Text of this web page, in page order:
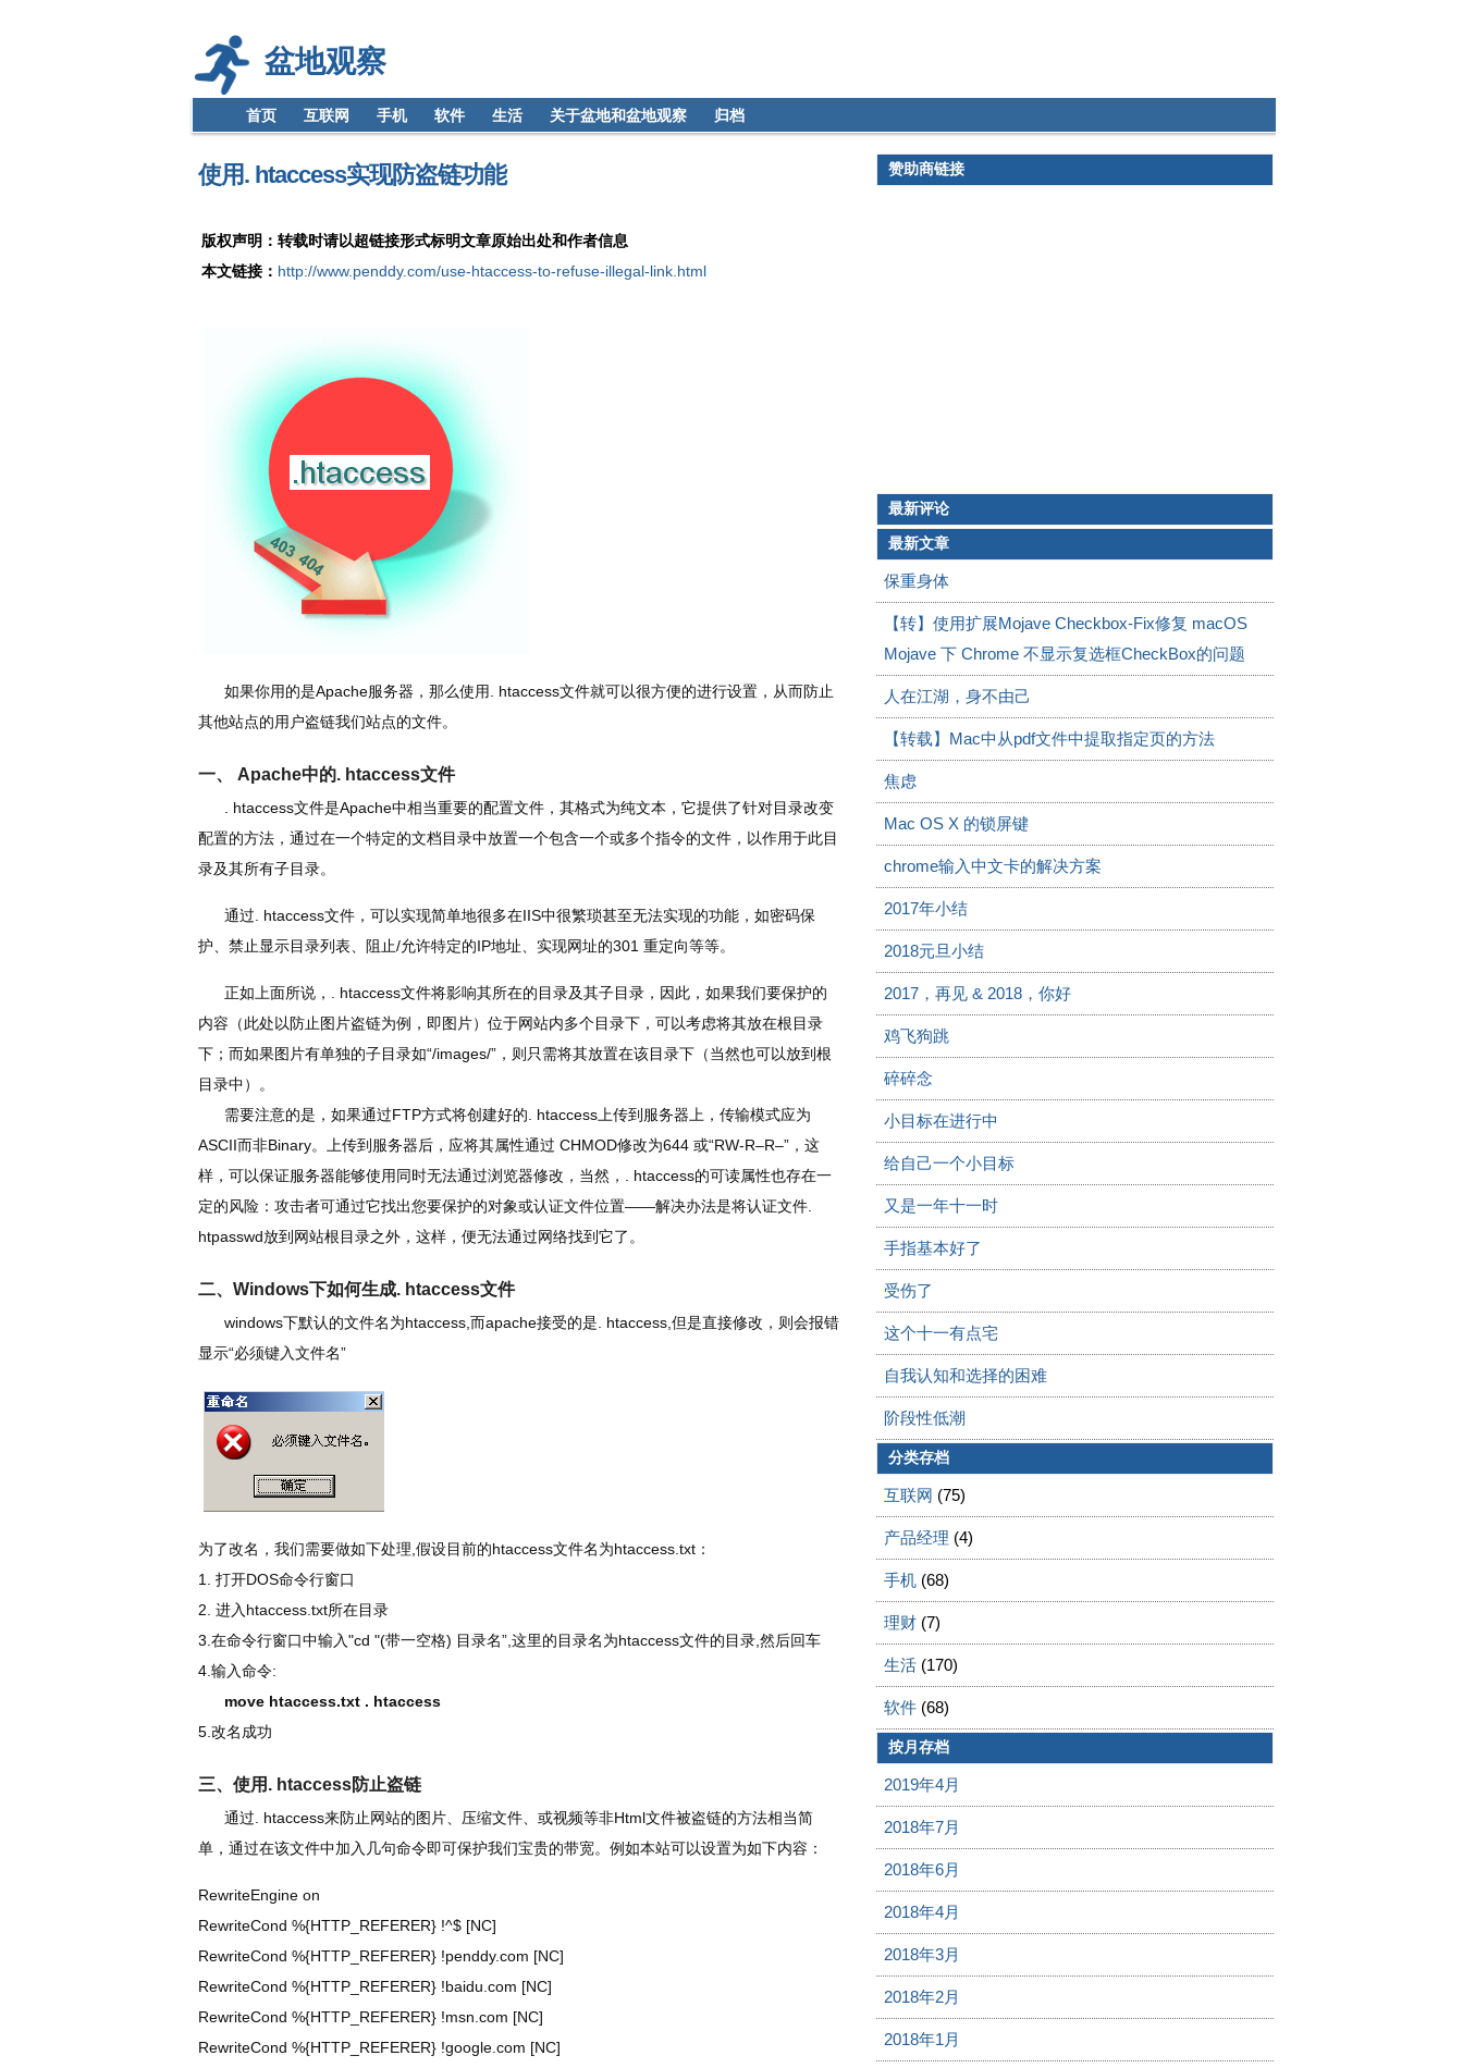
盆地观察
首页 互联网 手机 软件 生活 关于盆地和盆地观察 归档
使用. htaccess实现防盗链功能
版权声明：转载时请以超链接形式标明文章原始出处和作者信息
本文链接： http://www.penddy.com/use-htaccess-to-refuse-illegal-link.html
如果你用的是Apache服务器，那么使用. htaccess文件就可以很方便的进行设置，从而防止
其他站点的用户盗链我们站点的文件。
一、 Apache中的. htaccess文件
. htaccess文件是Apache中相当重要的配置文件，其格式为纯文本，它提供了针对目录改变
配置的方法，通过在一个特定的文档目录中放置一个包含一个或多个指令的文件，以作用于此目
录及其所有子目录。
通过. htaccess文件，可以实现简单地很多在IIS中很繁琐甚至无法实现的功能，如密码保
护、禁止显示目录列表、阻止/允许特定的IP地址、实现网址的301 重定向等等。
正如上面所说，. htaccess文件将影响其所在的目录及其子目录，因此，如果我们要保护的
内容（此处以防止图片盗链为例，即图片）位于网站内多个目录下，可以考虑将其放在根目录
下；而如果图片有单独的子目录如“/images/”，则只需将其放置在该目录下（当然也可以放到根
目录中）。
需要注意的是，如果通过FTP方式将创建好的. htaccess上传到服务器上，传输模式应为
ASCII而非Binary。上传到服务器后，应将其属性通过 CHMOD修改为644 或“RW-R–R–”，这
样，可以保证服务器能够使用同时无法通过浏览器修改，当然，. htaccess的可读属性也存在一
定的风险：攻击者可通过它找出您要保护的对象或认证文件位置——解决办法是将认证文件.
htpasswd放到网站根目录之外，这样，便无法通过网络找到它了。
二、Windows下如何生成. htaccess文件
windows下默认的文件名为htaccess,而apache接受的是. htaccess,但是直接修改，则会报错
显示“必须键入文件名”
为了改名，我们需要做如下处理,假设目前的htaccess文件名为htaccess.txt：
1. 打开DOS命令行窗口
2. 进入htaccess.txt所在目录
3.在命令行窗口中输入"cd "(带一空格) 目录名”,这里的目录名为htaccess文件的目录,然后回车
4.输入命令:
move htaccess.txt . htaccess
5.改名成功
三、使用. htaccess防止盗链
通过. htaccess来防止网站的图片、压缩文件、或视频等非Html文件被盗链的方法相当简
单，通过在该文件中加入几句命令即可保护我们宝贵的带宽。例如本站可以设置为如下内容：
RewriteEngine on
RewriteCond %{HTTP_REFERER} !^$ [NC]
RewriteCond %{HTTP_REFERER} !penddy.com [NC]
RewriteCond %{HTTP_REFERER} !baidu.com [NC]
RewriteCond %{HTTP_REFERER} !msn.com [NC]
RewriteCond %{HTTP_REFERER} !google.com [NC]
赞助商链接
最新评论
最新文章
保重身体
【转】使用扩展Mojave Checkbox-Fix修复 macOS
Mojave 下 Chrome 不显示复选框CheckBox的问题
人在江湖，身不由己
【转载】Mac中从pdf文件中提取指定页的方法
焦虑
Mac OS X 的锁屏键
chrome输入中文卡的解决方案
2017年小结
2018元旦小结
2017，再见 & 2018，你好
鸡飞狗跳
碎碎念
小目标在进行中
给自己一个小目标
又是一年十一时
手指基本好了
受伤了
这个十一有点宅
自我认知和选择的困难
阶段性低潮
分类存档
互联网 (75)
产品经理 (4)
手机 (68)
理财 (7)
生活 (170)
软件 (68)
按月存档
2019年4月
2018年7月
2018年6月
2018年4月
2018年3月
2018年2月
2018年1月